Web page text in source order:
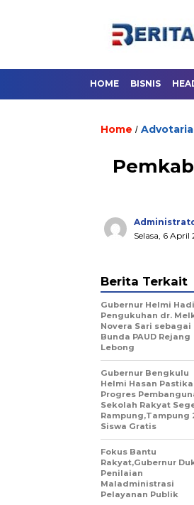
HOME BISNIS
Home /
Selasa, 6 April
Berita Terkait
Gubernur Helmi
Pengukuhan dr.
Novera Sari sebagai
Bunda PAUD Rejang
Lebong
Gubernur Bengkulu
Helmi Hasan
Progres
Sekolah Rakyat
Rampung,Tampung
Siswa Gratis
Fokus Bantu
Rakyat,Gubernur
Penilaian
Maladministrasi
Pelayanan Publik